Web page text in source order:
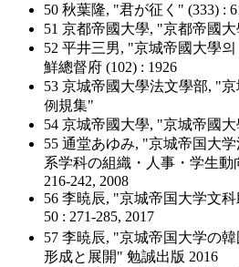
50 秋葉隆, "君が征く" (333) :
51 京都帝國大學, "京都帝國
52 平井三男, "京城帝國大學
鮮總督府 (102) : 1926
53 京城帝國大學法文學部, "
例規集"
54 京城帝國大學, "京城帝國
55 通堂あゆみ, "京城帝国大
系学科の組織・人事・学生動
216-242, 2008
56 李暁辰, "京城帝国大学文
50 : 271-285, 2017
57 李暁辰, "京城帝国大学の
形成と展開" 勉誠出版 2016